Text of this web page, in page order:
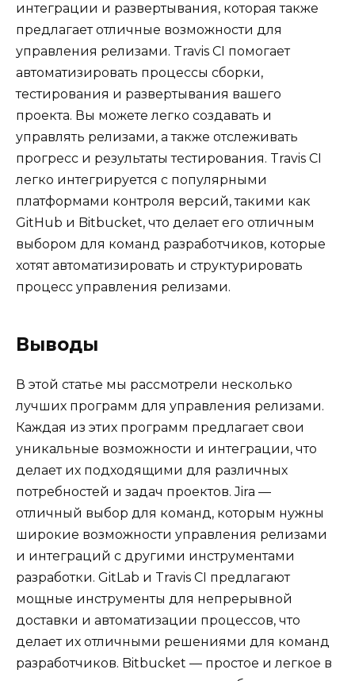
интеграции и развертывания, которая также
предлагает отличные возможности для
управления релизами. Travis CI помогает
автоматизировать процессы сборки,
тестирования и развертывания вашего
проекта. Вы можете легко создавать и
управлять релизами, а также отслеживать
прогресс и результаты тестирования. Travis CI
легко интегрируется с популярными
платформами контроля версий, такими как
GitHub и Bitbucket, что делает его отличным
выбором для команд разработчиков, которые
хотят автоматизировать и структурировать
процесс управления релизами.
Выводы
В этой статье мы рассмотрели несколько
лучших программ для управления релизами.
Каждая из этих программ предлагает свои
уникальные возможности и интеграции, что
делает их подходящими для различных
потребностей и задач проектов. Jira —
отличный выбор для команд, которым нужны
широкие возможности управления релизами
и интеграций с другими инструментами
разработки. GitLab и Travis CI предлагают
мощные инструменты для непрерывной
доставки и автоматизации процессов, что
делает их отличными решениями для команд
разработчиков. Bitbucket — простое и легкое в